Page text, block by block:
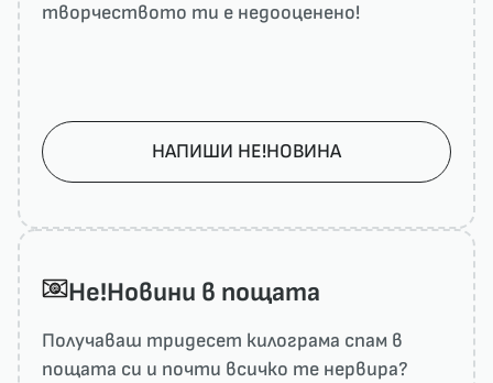
творчеството ти е недооценено!
НАПИШИ НЕ!НОВИНА
He!Новини в пощата
Получаваш тридесет килограма спам в
пощата си и почти всичко те нервира?